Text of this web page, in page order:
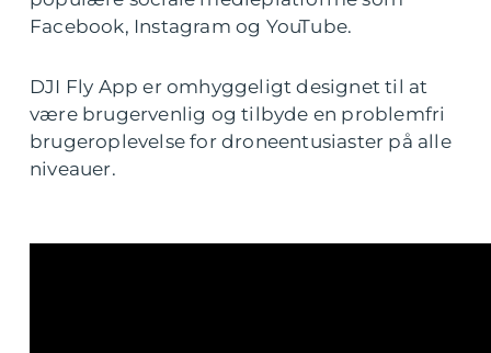
Facebook, Instagram og YouTube.
DJI Fly App er omhyggeligt designet til at
være brugervenlig og tilbyde en problemfri
brugeroplevelse for droneentusiaster på alle
niveauer.